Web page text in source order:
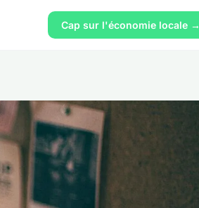
Cap sur l'économie locale →